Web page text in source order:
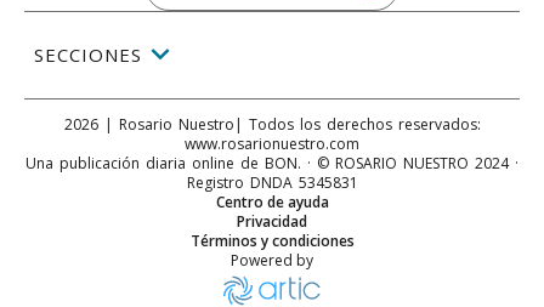
SECCIONES
2026| Rosario Nuestro | Todos los derechos reservados:
www.rosarionuestro.com
Una publicación diaria online de BON. · © ROSARIO NUESTRO 2024 ·
Registro DNDA 5345831
Términos y condiciones
Privacidad
Centro de ayuda
Powered by